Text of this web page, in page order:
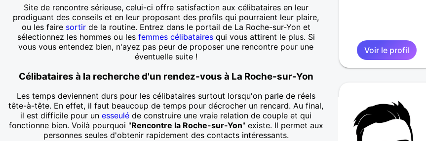
Site de rencontre sérieuse, celui-ci offre satisfaction aux célibataires en leur
prodiguant des conseils et en leur proposant des profils qui pourraient leur plaire,
ou les faire sortirde la routine. Entrez dans le portail de La Roche-sur-Yon et
sélectionnez les hommes ou les femmes célibatairesqui vous attirent le plus. Si
vous vous entendez bien, n'ayez pas peur de proposer une rencontre pour une
éventuelle suite !
Célibataires à la recherche d'un rendez-vous à La Roche-sur-Yon
Les temps deviennent durs pour les célibataires surtout lorsqu'on parle de réels
tête-à-tête. En effet, il faut beaucoup de temps pour décrocher un rencard. Au final,
il est difficile pour un esseulé de construire une vraie relation de couple et qui
fonctionne bien. Voilà pourquoi "Rencontre la Roche-sur-Yon" existe. Il permet aux
personnes seules d'obtenir rapidement des contacts intéressants.
Voir le profil